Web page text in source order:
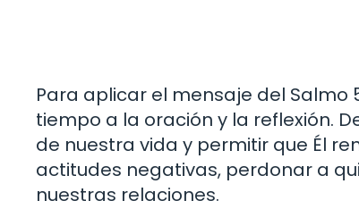
Para aplicar el mensaje del Salmo
tiempo a la oración y la reflexión.
de nuestra vida y permitir que Él
actitudes negativas, perdonar a
nuestras relaciones.